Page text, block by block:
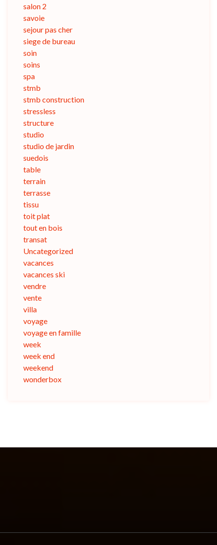
salon 2
savoie
sejour pas cher
siege de bureau
soin
soins
spa
stmb
stmb construction
stressless
structure
studio
studio de jardin
suedois
table
terrain
terrasse
tissu
toit plat
tout en bois
transat
Uncategorized
vacances
vacances ski
vendre
vente
villa
voyage
voyage en famille
week
week end
weekend
wonderbox